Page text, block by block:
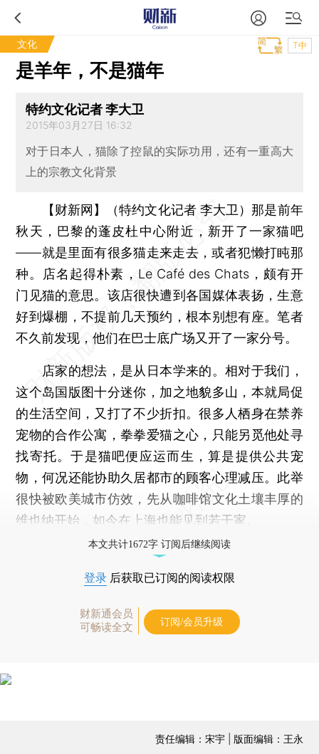
文化 T中
是羊年，不是猫年
特约文化记者 李大卫
2015年03月27日 16:32
对于日本人，猫除了控鼠的实际功用，还有一重高大
上的宗教文化背景
【财新网】（特约文化记者 李大卫）那是前年
秋天，巴黎的蓬皮杜中心附近，新开了一家猫吧
——就是里面有很多猫走来走去，或者犯懒打盹那
种。店名起得朴素，Le Café des Chats，颇有开
门见猫的意思。该店很快遭到各国媒体表扬，生意
好到爆棚，不提前几天预约，根本别想有座。笔者
不久前发现，他们在巴士底广场又开了一家分号。
店家的想法，是从日本学来的。相对于我们，
这个岛国版图十分迷你，加之地貌多山，本就局促
的生活空间，又打了不少折扣。很多人栖身在禁养
宠物的合作公寓，拳拳爱猫之心，只能另觅他处寻
找寄托。于是猫吧便应运而生，算是提供公共宠
物，何况还能协助久居都市的顾客心理减压。此举
很快被欧美城市仿效，先从咖啡馆文化土壤丰厚的
维也纳开始，如今在上海也能见到若干家。
本文共计1672字 订阅后继续阅读
登录 后获取已订阅的阅读权限
财新通会员
可畅读全文
订阅/会员升级
责任编辑：宋宇 | 版面编辑：王永